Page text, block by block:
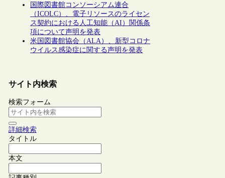
国際図書館コンソーシアム連合
（ICOLC）、電子リソースのライセン
ス契約における人工知能（AI）関係条
項について声明を発表
米国図書館協会（ALA）、新型コロナ
ウイルス感染症に関する声明を発表
サイト内検索
検索フォーム
詳細検索
タイトル
本文